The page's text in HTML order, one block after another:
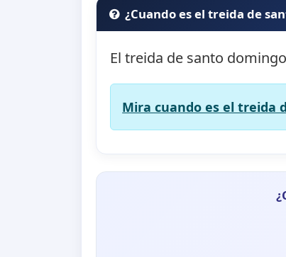
¿Cuando es el treida de
El treida de santo
Mira cuando es el treida